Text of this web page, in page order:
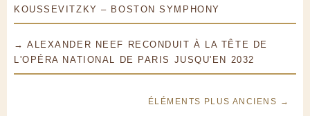
KOUSSEVITZKY – BOSTON SYMPHONY
→ ALEXANDER NEEF RECONDUIT À LA TÊTE DE
L'OPÉRA NATIONAL DE PARIS JUSQU'EN 2032
ÉLÉMENTS PLUS ANCIENS →